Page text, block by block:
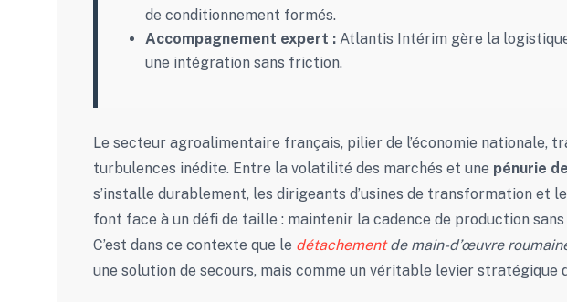
de conditionnement formés.
Accompagnement expert : Atlantis Intérim gère la
une intégration sans friction.
Le secteur agroalimentaire français, pilier de l’économie nationale,
turbulences inédite. Entre la volatilité des marchés et une pénurie
s’installe durablement, les dirigeants d’usines de transformation et
font face à un défi de taille : maintenir la cadence de production
C’est dans ce contexte que le détachementde main-d’œuvre
une solution de secours, mais comme un véritable levier stratégique